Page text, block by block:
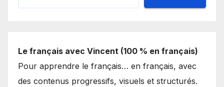
Le français avec Vincent (100 % en français)
Pour apprendre le français… en français, avec
des contenus progressifs, visuels et structurés.